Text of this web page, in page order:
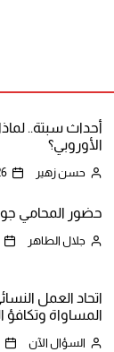
أحداث سبتة..
الأوروبي؟
حسن زهير
حضور المحامي
جلال الطاهر
اتحاد العمل
المساواة
السؤال الآن